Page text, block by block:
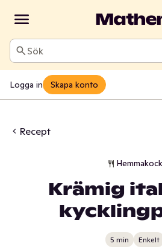
Sök
Logga in Skapa konto
Recept
Hemmakock
Krämig
5 min Enkelt